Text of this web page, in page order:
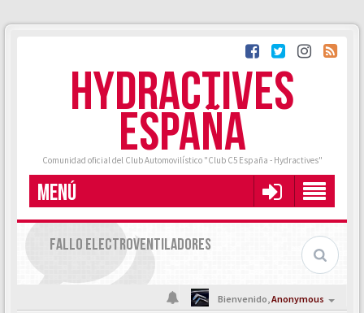
HYDRACTIVES
ESPAÑA
Comunidad oficial del Club Automovilístico "Club C5 España - Hydractives"
MENÚ
FALLO ELECTROVENTILADORES
Bienvenido,Anonymous